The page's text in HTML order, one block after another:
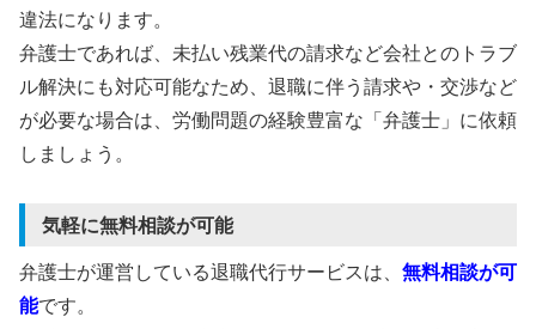
違法になります。
弁護士であれば、未払い残業代の請求など会社とのトラブ
ル解決にも対応可能なため、退職に伴う請求や・交渉など
が必要な場合は、労働問題の経験豊富な「弁護士」に依頼
しましょう。
気軽に無料相談が可能
弁護士が運営している退職代行サービスは、 無料相談が可
能です。